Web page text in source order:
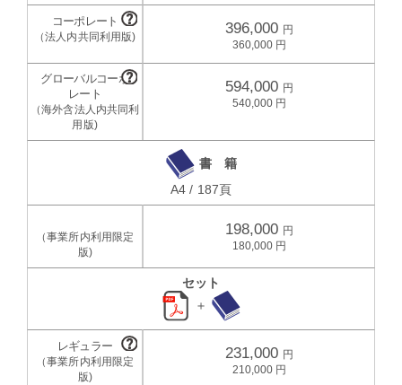
396,000
360,000
594,000
540,000
書 籍
A4 / 187頁
198,000
180,000
セット
＋
231,000
210,000